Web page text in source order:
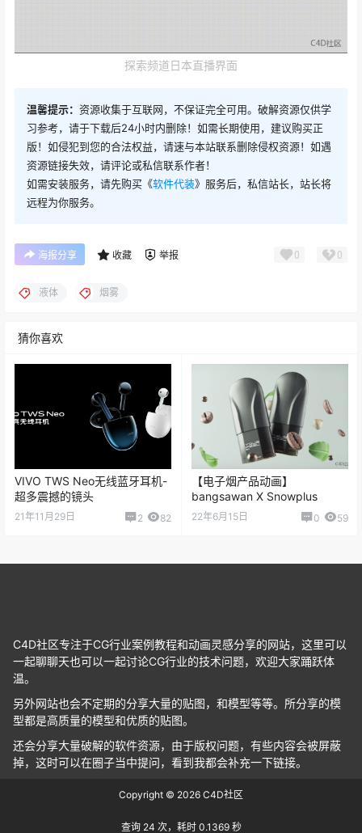
探索频道日本直播界面
温馨提示： 资源收集于互联网，不保证完全可用。破解资源仅供学
习参考，请于下载后24小时内删除！如需长期使用，建议购买正
版！如侵犯到您的合法权益，请速与本站联系删除侵权资源！如遇
资源链接失效，请评论或私信联系作者！
如需安装服务，请先购买《软件代装》服务后，私信站长，站长将
远程为你服务。
海报分享 收藏 举报 0 0
液体 烟雾
猜你喜欢
VIVO TWS Neo无线蓝牙耳机-
超多震撼的镜头
21年11月29日 2 82
【电子烟产品动画】
bangsawan X Snowplus
22年6月15日 0 59
C4D社区专注于CG行业案例教程和动画灵感分享的网站，这里可以
一起聊聊天也可以一起讨论CG行业的技术问题，欢迎大家踊跃体
温。
另外网站也会不定期的分享大量的贴图，和模型等等。所分享的模
型都是高质量的模型和优质的贴图。
还会分享大量破解的软件资源，由于版权问题，有些内容会被屏蔽
掉，这时可以在圈子当中提问，看到我都会补充一下链接。
Copyright © 2026 C4D社区
查询 24 次，耗时 0.1369 秒